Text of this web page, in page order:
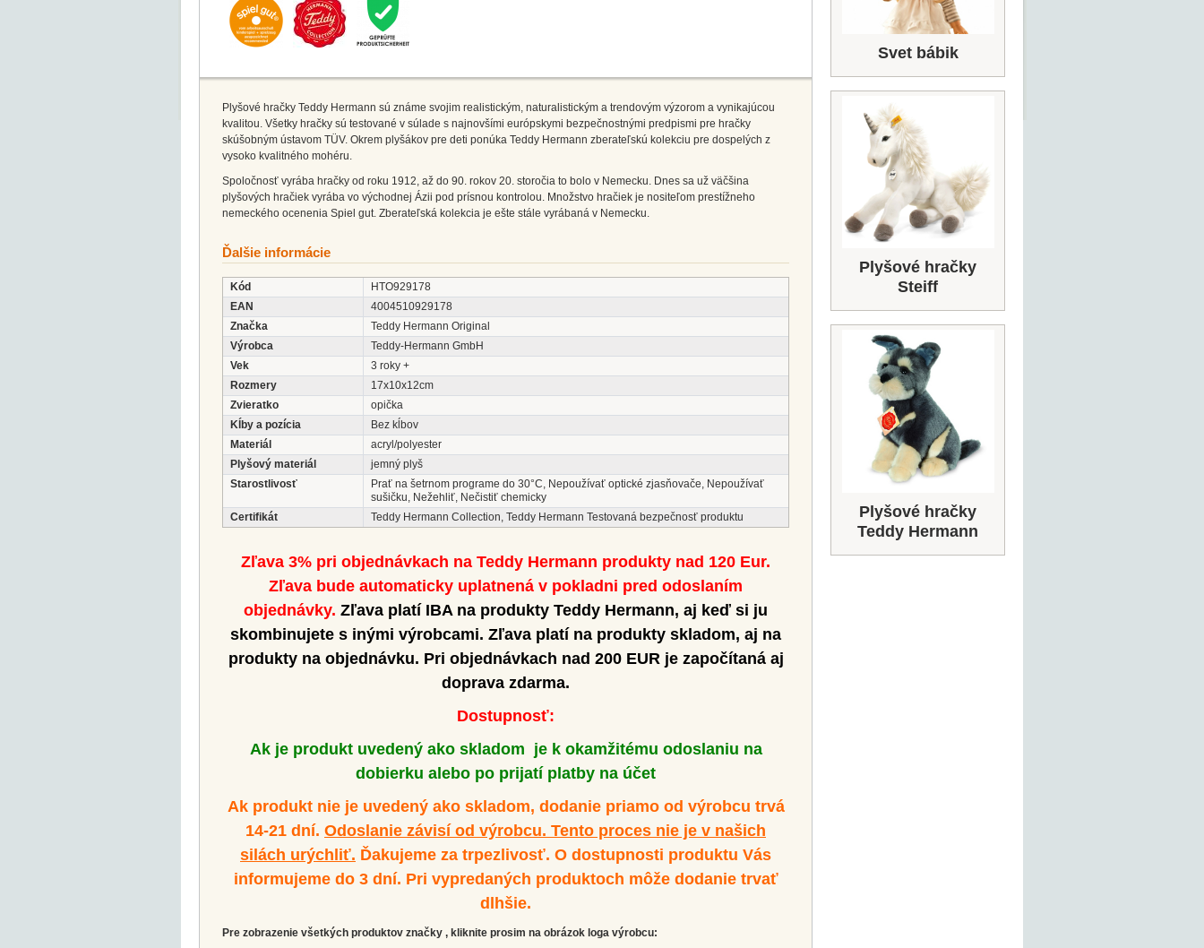
Plyšové hračky Teddy Hermann sú známe svojim realistickým, naturalistickým a trendovým výzorom a vynikajúcou
kvalitou. Všetky hračky sú testované v súlade s najnovšími európskymi bezpečnostnými predpismi pre hračky
skúšobným ústavom TÜV. Okrem plyšákov pre deti ponúka Teddy Hermann zberateľskú kolekciu pre dospelých z
vysoko kvalitného mohéru.
Spoločnosť vyrába hračky od roku 1912, až do 90. rokov 20. storočia to bolo v Nemecku. Dnes sa už väčšina
plyšových hračiek vyrába vo východnej Ázii pod prísnou kontrolou. Množstvo hračiek je nositeľom prestížneho
nemeckého ocenenia Spiel gut. Zberateľská kolekcia je ešte stále vyrábaná v Nemecku.
Ďalšie informácie
Kód
HTO929178
EAN
4004510929178
Značka
Teddy Hermann Original
Výrobca
Teddy-Hermann GmbH
Vek
3 roky +
Rozmery
17x10x12cm
Zvieratko
opička
Kĺby a pozícia
Bez kĺbov
Materiál
acryl/polyester
Plyšový materiál
jemný plyš
Starostlivosť
Prať na šetrnom programe do 30°C, Nepoužívať optické zjasňovače, Nepoužívať
sušičku, Nežehliť, Nečistiť chemicky
Certifikát
Teddy Hermann Collection, Teddy Hermann Testovaná bezpečnosť produktu
Zľava 3% pri objednávkach na Teddy Hermann produkty nad 120 Eur.
Zľava bude automaticky uplatnená v pokladni pred odoslaním
objednávky. Zľava platí IBA na produkty Teddy Hermann, aj keď si ju
skombinujete s inými výrobcami. Zľava platí na produkty skladom, aj na
produkty na objednávku. Pri objednávkach nad 200 EUR je započítaná aj
doprava zdarma.
Dostupnosť:
Ak je produkt uvedený ako skladom je k okamžitému odoslaniu na
dobierku alebo po prijatí platby na účet
Ak produkt nie je uvedený ako skladom, dodanie priamo od výrobcu trvá
14-21 dní. Odoslanie závisí od výrobcu. Tento proces nie je v našich
silách urýchliť. Ďakujeme za trpezlivosť. O dostupnosti produktu Vás
informujeme do 3 dní. Pri vypredaných produktoch môže dodanie trvať
dlhšie.
Pre zobrazenie všetkých produktov značky , kliknite prosim na obrázok loga výrobcu:
Svet bábik
Plyšové hračky
Steiff
Plyšové hračky
Teddy Hermann